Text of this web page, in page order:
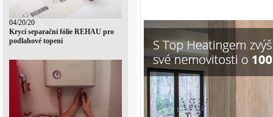
04/20/20
Krycí separační fólie REHAU pro
podlahové topení